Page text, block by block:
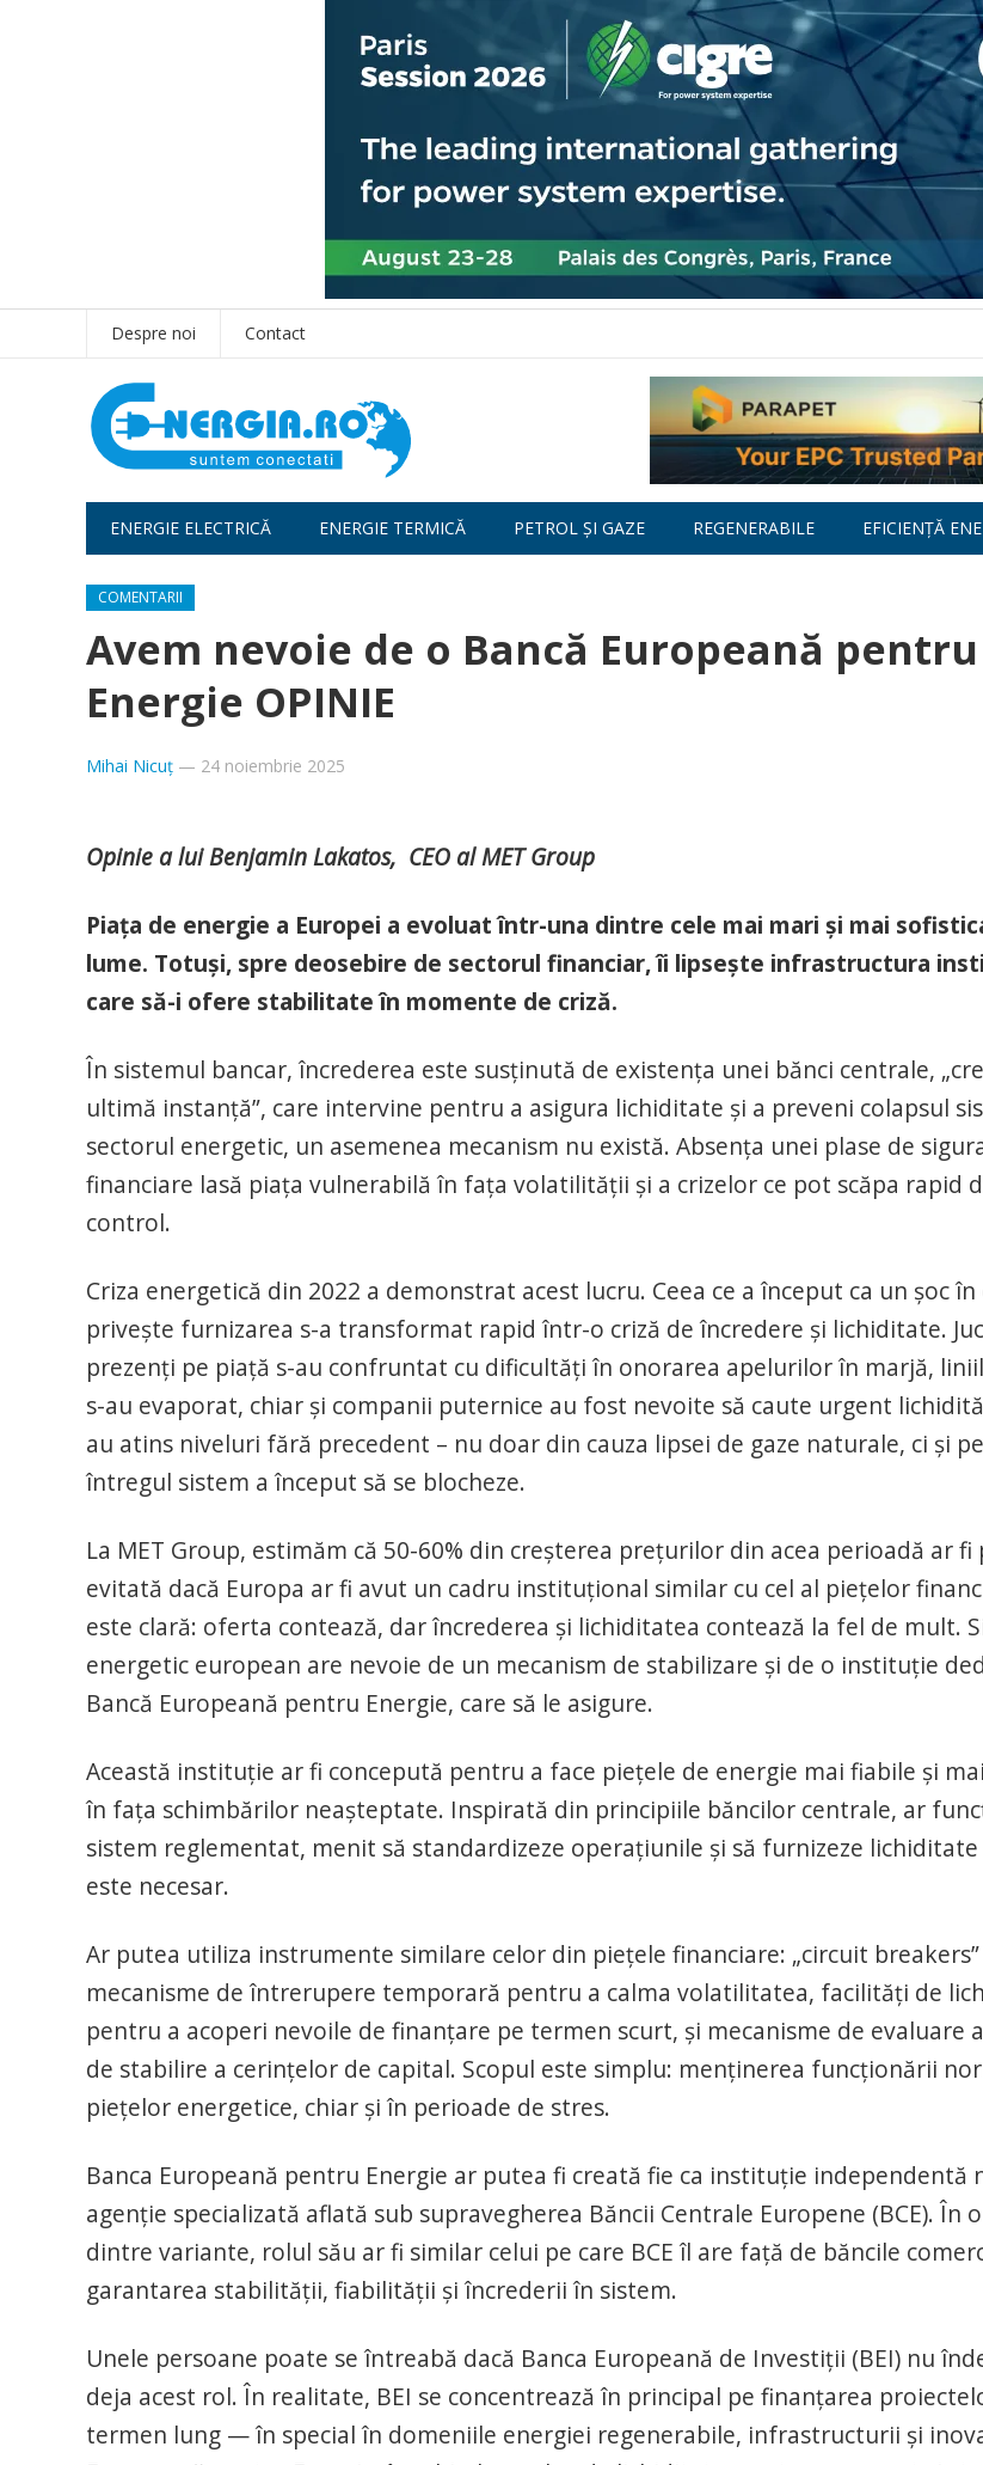
Despre noi Contact
ENERGIE ELECTRICĂ ENERGIE TERMICĂ PETROL ȘI GAZE REGENERABILE EFICIENȚĂ
COMENTARII
Avem nevoie de o Bancă Europeană pentru
Energie OPINIE
Mihai Nicuț — 24 noiembrie 2025
Opinie a lui Benjamin Lakatos, CEO al MET Group
Piața de energie a Europei a evoluat într-una dintre cele mai mari și mai
lume. Totuși, spre deosebire de sectorul financiar, îi lipsește infrastructura
care să-i ofere stabilitate în momente de criză.
În sistemul bancar, încrederea este susținută de existența unei bănci centrale,
ultimă instanță”, care intervine pentru a asigura lichiditate și a preveni colapsul
sectorul energetic, un asemenea mecanism nu există. Absența unei plase de
financiare lasă piața vulnerabilă în fața volatilității și a crizelor ce pot scăpa rapid
control.
Criza energetică din 2022 a demonstrat acest lucru. Ceea ce a început ca un șoc în
privește furnizarea s-a transformat rapid într-o criză de încredere și lichiditate.
prezenți pe piață s-au confruntat cu dificultăți în onorarea apelurilor în marjă,
s-au evaporat, chiar și companii puternice au fost nevoite să caute urgent
au atins niveluri fără precedent – nu doar din cauza lipsei de gaze naturale, ci și
întregul sistem a început să se blocheze.
La MET Group, estimăm că 50-60% din creșterea prețurilor din acea perioadă ar
evitată dacă Europa ar fi avut un cadru instituțional similar cu cel al piețelor
este clară: oferta contează, dar încrederea și lichiditatea contează la fel de mult.
energetic european are nevoie de un mecanism de stabilizare și de o instituție
Bancă Europeană pentru Energie, care să le asigure.
Această instituție ar fi concepută pentru a face piețele de energie mai fiabile și
în fața schimbărilor neașteptate. Inspirată din principiile băncilor centrale, ar
sistem reglementat, menit să standardizeze operațiunile și să furnizeze
este necesar.
Ar putea utiliza instrumente similare celor din piețele financiare: „circuit breakers”
mecanisme de întrerupere temporară pentru a calma volatilitatea, facilități de
pentru a acoperi nevoile de finanțare pe termen scurt, și mecanisme de evaluare
de stabilire a cerințelor de capital. Scopul este simplu: menținerea funcționării
piețelor energetice, chiar și în perioade de stres.
Banca Europeană pentru Energie ar putea fi creată fie ca instituție independentă
agenție specializată aflată sub supravegherea Băncii Centrale Europene (BCE). În
dintre variante, rolul său ar fi similar celui pe care BCE îl are față de băncile
garantarea stabilității, fiabilității și încrederii în sistem.
Unele persoane poate se întreabă dacă Banca Europeană de Investiții (BEI) nu
deja acest rol. În realitate, BEI se concentrează în principal pe finanțarea
termen lung — în special în domeniile energiei regenerabile, infrastructurii și